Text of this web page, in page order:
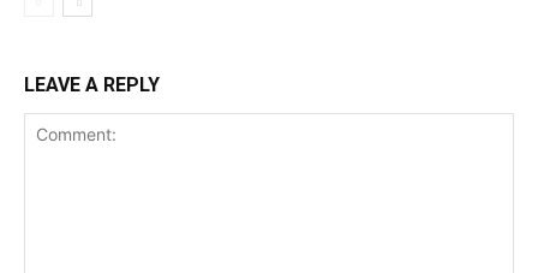
LEAVE A REPLY